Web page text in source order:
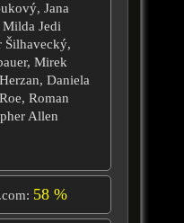
Jana
Jedi
Šilhavecký,
Mirek
Daniela
Roman
Allen
58 %